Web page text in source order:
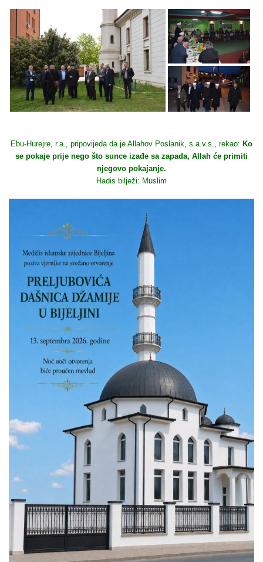
Ebu-Hurejre, r.a., pripovijeda da je Allahov Poslanik, s.a.v.s., rekao: Ko
se pokaje prije nego što sunce izađe sa zapada, Allah će primiti
njegovo pokajanje.
Hadis bilježi: Muslim